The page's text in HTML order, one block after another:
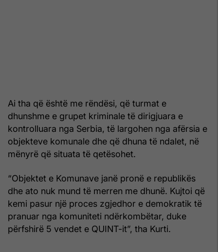
Ai tha që është me rëndësi, që turmat e
dhunshme e grupet kriminale të dirigjuara e
kontrolluara nga Serbia, të largohen nga afërsia e
objekteve komunale dhe që dhuna të ndalet, në
mënyrë që situata të qetësohet.
“Objektet e Komunave janë pronë e republikës
dhe ato nuk mund të merren me dhunë. Kujtoi që
kemi pasur një proces zgjedhor e demokratik të
pranuar nga komuniteti ndërkombëtar, duke
përfshirë 5 vendet e QUINT-it”, tha Kurti.